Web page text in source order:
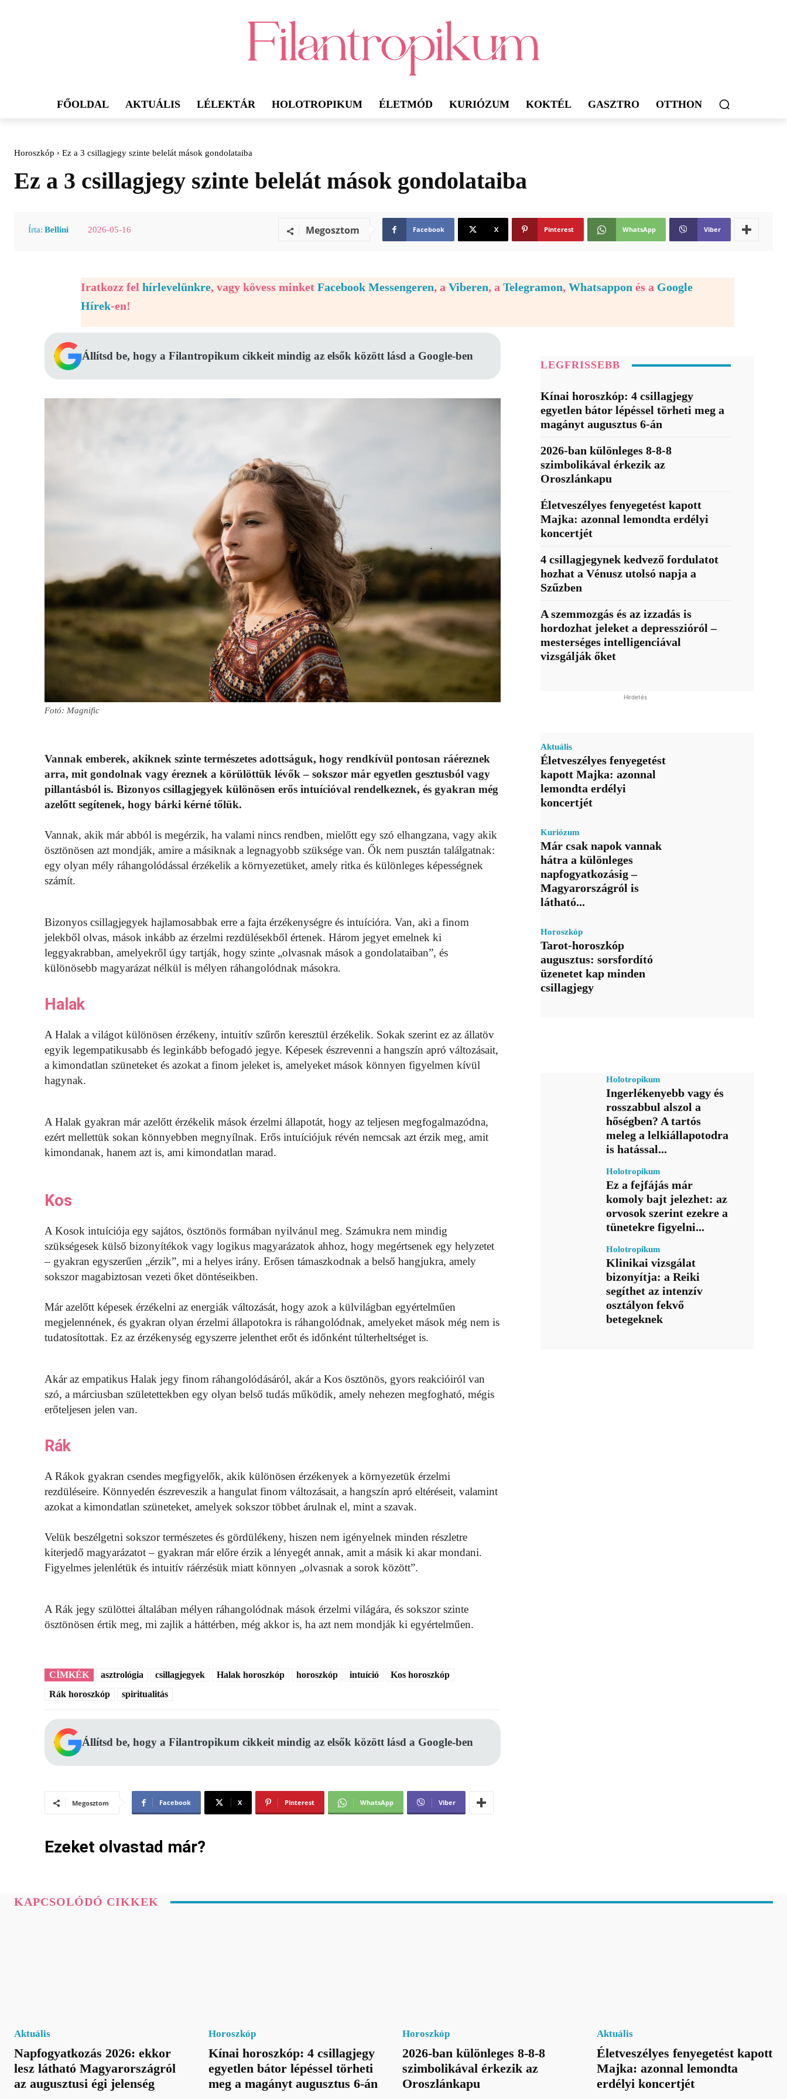
FŐOLDAL AKTUÁLIS LÉLEKTÁR HOLOTROPIKUM ÉLETMÓD KURIÓZUM KOKTÉL GASZTRO OTTHON
Horoszkóp Ez a 3 csillagjegy szinte belelát mások gondolataiba
Ez a 3 csillagjegy szinte belelát mások gondolataiba
Írta: Bellini 2026-05-16 Megosztom Facebook X Pinterest WhatsApp Viber
Iratkozz fel hírlevelünkre, vagy kövess minket Facebook Messengeren, a Viberen, a Telegramon, Whatsappon és a Google
Hírek-en!
Állítsd be, hogy a Filantropikum cikkeit mindig az elsők között lásd a Google-ben
Fotó: Magnific
Vannak emberek, akiknek szinte természetes adottságuk, hogy rendkívül pontosan ráéreznek
arra, mit gondolnak vagy éreznek a körülöttük lévők – sokszor már egyetlen gesztusból vagy
pillantásból is. Bizonyos csillagjegyek különösen erős intuícióval rendelkeznek, és gyakran még
azelőtt segítenek, hogy bárki kérné tőlük.
Vannak, akik már abból is megérzik, ha valami nincs rendben, mielőtt egy szó elhangzana, vagy akik
ösztönösen azt mondják, amire a másiknak a legnagyobb szüksége van. Ők nem pusztán találgatnak:
egy olyan mély ráhangolódással érzékelik a környezetüket, amely ritka és különleges képességnek
számít.
Bizonyos csillagjegyek hajlamosabbak erre a fajta érzékenységre és intuícióra. Van, aki a finom
jelekből olvas, mások inkább az érzelmi rezdülésekből értenek. Három jegyet emelnek ki
leggyakrabban, amelyekről úgy tartják, hogy szinte „olvasnak mások a gondolataiban”, és
különösebb magyarázat nélkül is mélyen ráhangolódnak másokra.
Halak
A Halak a világot különösen érzékeny, intuitív szűrőn keresztül érzékelik. Sokak szerint ez az állatöv
egyik legempatikusabb és leginkább befogadó jegye. Képesek észrevenni a hangszín apró változásait,
a kimondatlan szüneteket és azokat a finom jeleket is, amelyeket mások könnyen figyelmen kívül
hagynak.
A Halak gyakran már azelőtt érzékelik mások érzelmi állapotát, hogy az teljesen megfogalmazódna,
ezért mellettük sokan könnyebben megnyílnak. Erős intuíciójuk révén nemcsak azt érzik meg, amit
kimondanak, hanem azt is, ami kimondatlan marad.
Kos
A Kosok intuíciója egy sajátos, ösztönös formában nyilvánul meg. Számukra nem mindig
szükségesek külső bizonyítékok vagy logikus magyarázatok ahhoz, hogy megértsenek egy helyzetet
– gyakran egyszerűen „érzik”, mi a helyes irány. Erősen támaszkodnak a belső hangjukra, amely
sokszor magabiztosan vezeti őket döntéseikben.
Már azelőtt képesek érzékelni az energiák változását, hogy azok a külvilágban egyértelműen
megjelennének, és gyakran olyan érzelmi állapotokra is ráhangolódnak, amelyeket mások még nem is
tudatosítottak. Ez az érzékenység egyszerre jelenthet erőt és időnként túlterheltséget is.
Akár az empatikus Halak jegy finom ráhangolódásáról, akár a Kos ösztönös, gyors reakcióiról van
szó, a márciusban születettekben egy olyan belső tudás működik, amely nehezen megfogható, mégis
erőteljesen jelen van.
Rák
A Rákok gyakran csendes megfigyelők, akik különösen érzékenyek a környezetük érzelmi
rezdüléseire. Könnyedén észreveszik a hangulat finom változásait, a hangszín apró eltéréseit, valamint
azokat a kimondatlan szüneteket, amelyek sokszor többet árulnak el, mint a szavak.
Velük beszélgetni sokszor természetes és gördülékeny, hiszen nem igényelnek minden részletre
kiterjedő magyarázatot – gyakran már előre érzik a lényegét annak, amit a másik ki akar mondani.
Figyelmes jelenlétük és intuitív ráérzésük miatt könnyen „olvasnak a sorok között”.
A Rák jegy szülöttei általában mélyen ráhangolódnak mások érzelmi világára, és sokszor szinte
ösztönösen értik meg, mi zajlik a háttérben, még akkor is, ha azt nem mondják ki egyértelműen.
CÍMKÉK asztrológia csillagjegyek Halak horoszkóp horoszkóp intuíció
Kos horoszkóp
Rák horoszkóp
spiritualitás
Állítsd be, hogy a Filantropikum cikkeit mindig az elsők között lásd a Google-ben
Megosztom Facebook X Pinterest WhatsApp Viber
Ezeket olvastad már?
LEGFRISSEBB
Kínai horoszkóp: 4 csillagjegy
egyetlen bátor lépéssel törheti meg a
magányt augusztus 6-án
2026-ban különleges 8-8-8
szimbolikával érkezik az
Oroszlánkapu
Életveszélyes fenyegetést kapott
Majka: azonnal lemondta erdélyi
koncertjét
4 csillagjegynek kedvező fordulatot
hozhat a Vénusz utolsó napja a
Szűzben
A szemmozgás és az izzadás is
hordozhat jeleket a depresszióról –
mesterséges intelligenciával
vizsgálják őket
Hirdetés
Aktuális
Életveszélyes fenyegetést
kapott Majka: azonnal
lemondta erdélyi
koncertjét
Kuriózum
Már csak napok vannak
hátra a különleges
napfogyatkozásig –
Magyarországról is
látható...
Horoszkóp
Tarot-horoszkóp
augusztus: sorsfordító
üzenetet kap minden
csillagjegy
Holotropikum
Ingerlékenyebb vagy és
rosszabbul alszol a
hőségben? A tartós
meleg a lelkiállapotodra
is hatással...
Holotropikum
Ez a fejfájás már
komoly bajt jelezhet: az
orvosok szerint ezekre a
tünetekre figyelni...
Holotropikum
Klinikai vizsgálat
bizonyítja: a Reiki
segíthet az intenzív
osztályon fekvő
betegeknek
KAPCSOLÓDÓ CIKKEK
Aktuális
Napfogyatkozás 2026: ekkor
lesz látható Magyarországról
az augusztusi égi jelenség
Horoszkóp
Kínai horoszkóp: 4 csillagjegy
egyetlen bátor lépéssel törheti
meg a magányt augusztus 6-án
Horoszkóp
2026-ban különleges 8-8-8
szimbolikával érkezik az
Oroszlánkapu
Aktuális
Életveszélyes fenyegetést kapott
Majka: azonnal lemondta
erdélyi koncertjét